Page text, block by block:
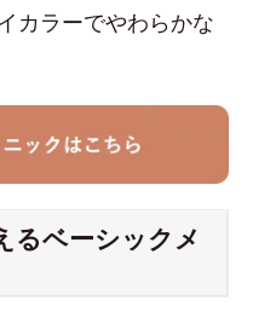
カラーでやわらかな
るベーシックメ